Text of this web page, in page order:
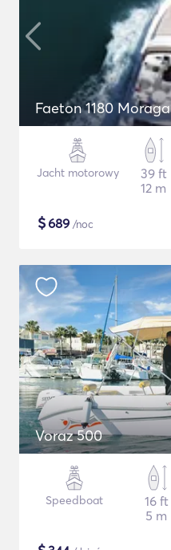
Faeton 1180 Moraga
Jacht motorowy
39 ft
12 m
$689 /noc
Voraz 500
Speedboat
16 ft
5 m